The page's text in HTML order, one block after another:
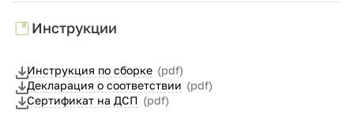
Инструкции
Инструкция по сборке (pdf)
Декларация о соответствии (pdf)
Сертификат на ДСП (pdf)